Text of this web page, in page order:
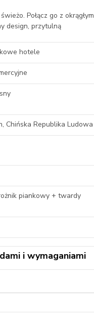
Połącz go z okrągłym
design, przytulną
hotele
Chińska Republika Ludowa
piankowy + twardy
i wymaganiami